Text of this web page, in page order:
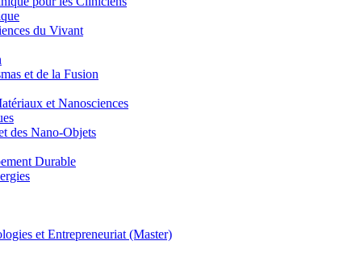
du Vivant
et de la Fusion
et Nanosciences
des Nano-Objets
Durable
et Entrepreneuriat (Master)